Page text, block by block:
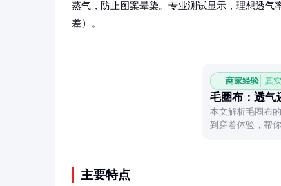
蒸气，防止图案晕染。专业测试显示，理想透气
差）。
商家经验 真
毛圈布：透气
本文解析毛圈布
到穿着体验，帮
主要特点